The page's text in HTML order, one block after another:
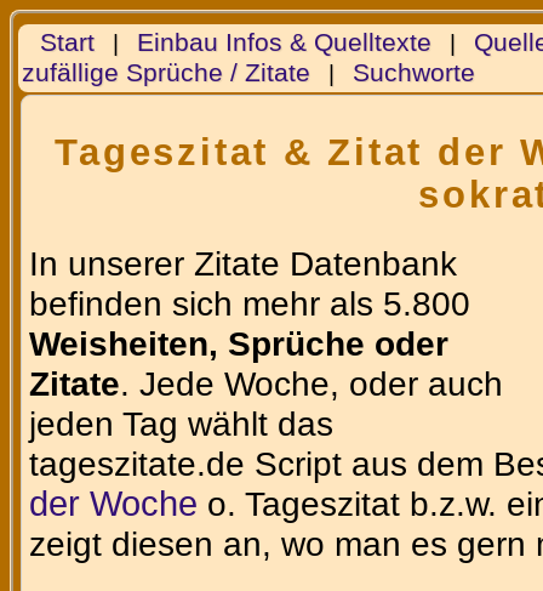
Start| Einbau Infos & Quelltexte |
zufällige Sprüche / Zitate | Suchworte
Tageszitat & Zitat der
In unserer Zitate Datenbank
befinden sich mehr als 5.800
Weisheiten, Sprüche oder
Zitate. Jede Woche, oder auch
jeden Tag wählt das
tageszitate.de Script aus dem
der Woche o. Tageszitat b.z.w.
zeigt diesen an, wo man es gern